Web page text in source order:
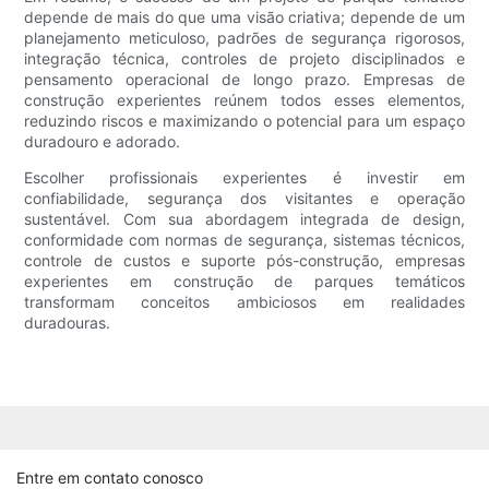
depende de mais do que uma visão criativa; depende de um
planejamento meticuloso, padrões de segurança rigorosos,
integração técnica, controles de projeto disciplinados e
pensamento operacional de longo prazo. Empresas de
construção experientes reúnem todos esses elementos,
reduzindo riscos e maximizando o potencial para um espaço
duradouro e adorado.
Escolher profissionais experientes é investir em
confiabilidade, segurança dos visitantes e operação
sustentável. Com sua abordagem integrada de design,
conformidade com normas de segurança, sistemas técnicos,
controle de custos e suporte pós-construção, empresas
experientes em construção de parques temáticos
transformam conceitos ambiciosos em realidades
duradouras.
Entre em contato conosco